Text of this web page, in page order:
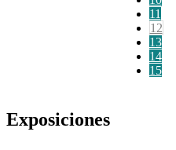
11
12
13
14
15
Exposiciones